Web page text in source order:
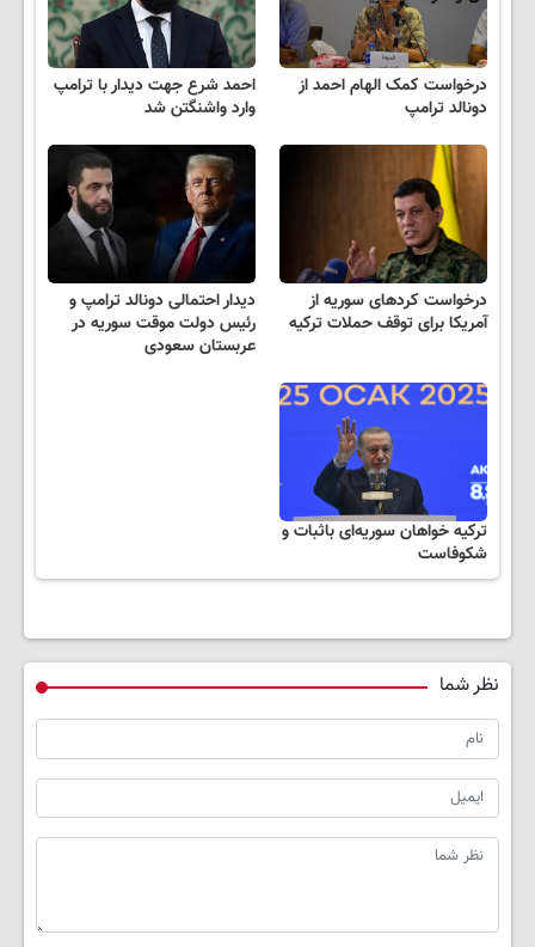
درخواست کمک الهام احمد از
دونالد ترامپ
احمد شرع جهت دیدار با ترامپ
وارد واشنگتن شد
درخواست کردهای سوریه از
آمریکا برای توقف حملات ترکیه
دیدار احتمالی دونالد ترامپ و
رئیس دولت موقت سوریه در
عربستان سعودی
ترکیه خواهان سوریه‌ای باثبات و
شکوفاست
نظر شما